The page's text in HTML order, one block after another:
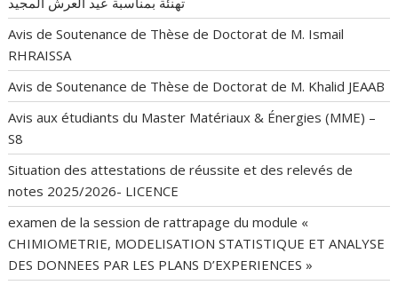
Avis de Soutenance de Thèse de Doctorat de M. Ismail
RHRAISSA
Avis de Soutenance de Thèse de Doctorat de M. Khalid JEAAB
Avis aux étudiants du Master Matériaux & Énergies (MME) –
S8
Situation des attestations de réussite et des relevés de
notes 2025/2026- LICENCE
examen de la session de rattrapage du module «
CHIMIOMETRIE, MODELISATION STATISTIQUE ET ANALYSE
DES DONNEES PAR LES PLANS D’EXPERIENCES »